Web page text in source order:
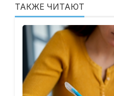
ТАКЖЕ ЧИТАЮТ